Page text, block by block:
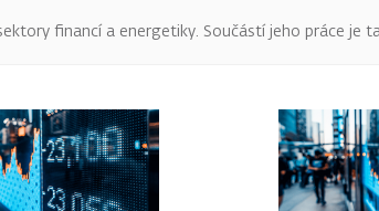
financí a energetiky. Součástí jeho práce je